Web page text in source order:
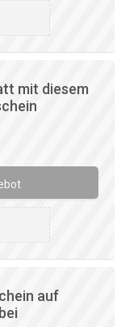
mit diesem
auf